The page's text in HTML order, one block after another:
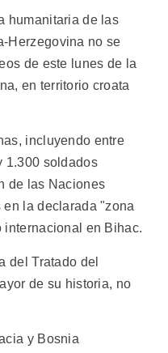
humanitaria de las
Herzegovina no se
de este lunes de la
en territorio croata
incluyendo entre
1.300 soldados
de las Naciones
la declarada "zona
en Bihac.
del Tratado del
de su historia, no
y Bosnia